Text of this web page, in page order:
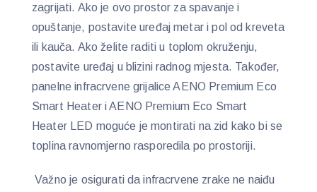
zagrijati. Ako je ovo prostor za spavanje i
opuštanje, postavite uređaj metar i pol od kreveta
ili kauča. Ako želite raditi u toplom okruženju,
postavite uređaj u blizini radnog mjesta. Također,
panelne infracrvene grijalice AENO Premium Eco
Smart Heater i AENO Premium Eco Smart
Heater LED moguće je montirati na zid kako bi se
toplina ravnomjerno rasporedila po prostoriji.
Važno je osigurati da infracrvene zrake ne naiđu